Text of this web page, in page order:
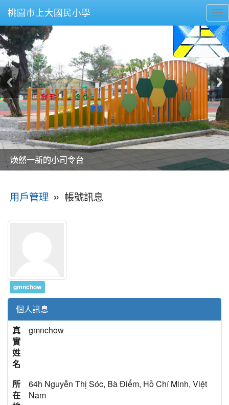
桃園市上大國民小學
美麗的操場是我們活力的來源
美麗的操場是我們活力的來源
煥然一新的小司令台
煥然一新的小司令台
富含桃園埤塘田園風光意象的中廊
富含桃園埤塘田園風光意象的中廊
嶄新的中庭廣場
嶄新的中庭廣場
水生池生生不息
水生池生生不息
用戶管理 » 帳號訊息
gmnchow
個人訊息
真
實
姓
名
gmnchow
所
在
64h Nguyễn Thị Sóc, Bà Điểm, Hồ Chí Minh, Việt
Nam